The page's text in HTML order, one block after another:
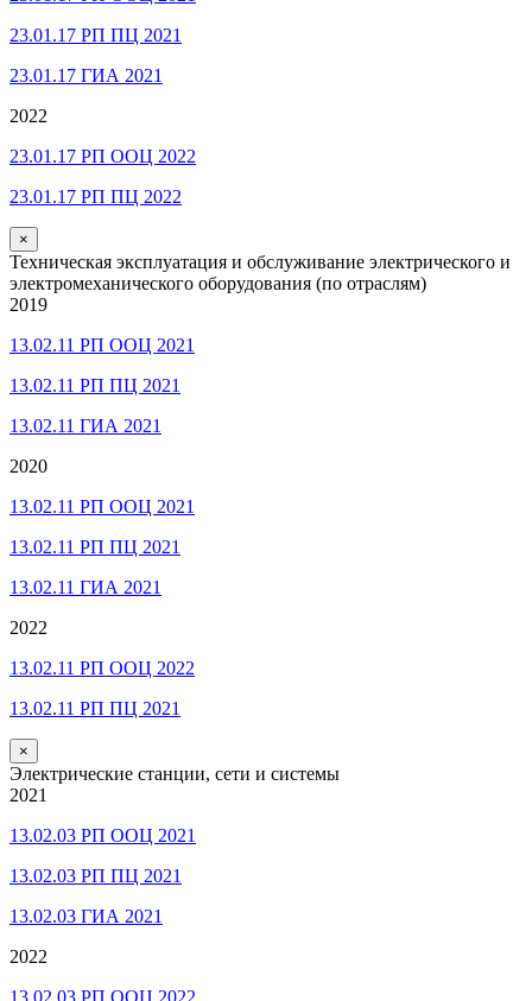
23.01.17 РП ПЦ 2021
23.01.17 ГИА 2021
2022
23.01.17 РП ООЦ 2022
23.01.17 РП ПЦ 2022
×
Техническая эксплуатация и обслуживание электрического и
электромеханического оборудования (по отраслям)
2019
13.02.11 РП ООЦ 2021
13.02.11 РП ПЦ 2021
13.02.11 ГИА 2021
2020
13.02.11 РП ООЦ 2021
13.02.11 РП ПЦ 2021
13.02.11 ГИА 2021
2022
13.02.11 РП ООЦ 2022
13.02.11 РП ПЦ 2021
×
Электрические станции, сети и системы
2021
13.02.03 РП ООЦ 2021
13.02.03 РП ПЦ 2021
13.02.03 ГИА 2021
2022
13.02.03 РП ООЦ 2022